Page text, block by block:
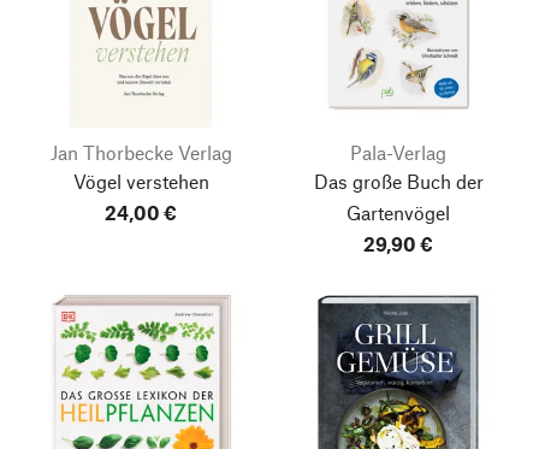
Jan Thorbecke Verlag
Vögel verstehen
24,00 €
Pala-Verlag
Das große Buch der
Gartenvögel
29,90 €